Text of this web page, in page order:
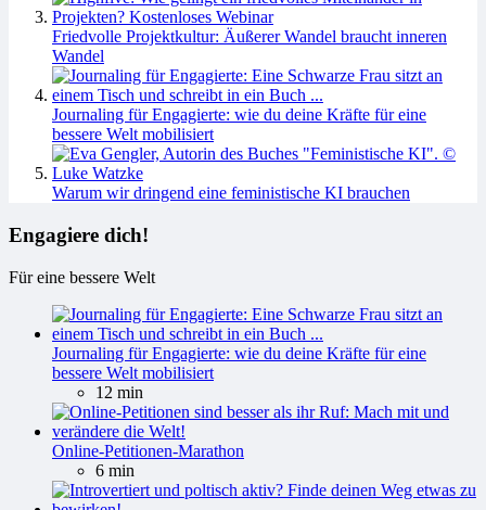
Friedvolle Projektkultur: Äußerer Wandel braucht inneren
Wandel
Journaling für Engagierte: wie du deine Kräfte für eine
bessere Welt mobilisiert
Warum wir dringend eine feministische KI brauchen
Engagiere dich!
Für eine bessere Welt
Journaling für Engagierte: wie du deine Kräfte für eine
bessere Welt mobilisiert
12 min
Online-Petitionen-Marathon
6 min